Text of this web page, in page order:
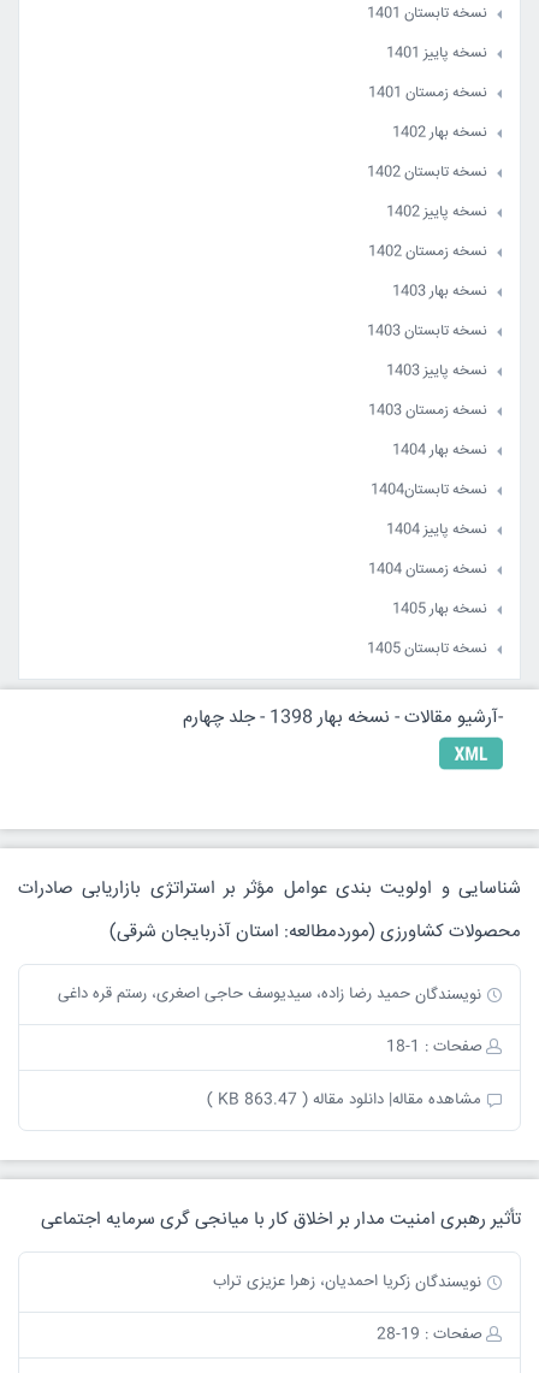
نسخه زمستان 1400 - جلد دوم
نسخه بهار 1401 - جلد اول
نسخه بهار 1401 - جلد دوم
نسخه تابستان 1401
نسخه تابستان 1401 - جلد اول
نسخه تابستان 1401 - جلد دوم
نسخه پاییز 1401
نسخه پاییز 1401 - جلد اول
نسخه پاییز 1401 - جلد دوم
نسخه زمستان 1401
نسخه زمستان1401 - جلد اول
نسخه زمستان1401 - جلد دوم
نسخه بهار 1402
نسخه بهار 1402 - جلد اول
نسخه بهار 1402 - جلد دوم
نسخه تابستان 1402
نسخه تابستان 1402 - جلد اول
نسخه تابستان 1402 - جلد دوم
نسخه پاییز 1402
نسخه پاییز 1402 - جلد اول
نسخه پاییز 1402 - جلد دوم
نسخه زمستان 1402
نسخه زمستان 1402 - جلد اول
نسخه زمستان 1402 - جلد دوم
نسخه بهار 1403
نسخه تابستان 1403
نسخه پاییز 1403
نسخه زمستان 1403
نسخه بهار 1404
نسخه تابستان1404
نسخه پاییز 1404
نسخه زمستان 1404
نسخه بهار 1405
نسخه تابستان 1405
-آرشیو مقالات - نسخه بهار 1398 - جلد چهارم
شناسایی و اولویت بندی عوامل مؤثر بر استراتژی بازاریابی صادرات
محصولات کشاورزی (موردمطالعه: استان آذربایجان شرقی)
نویسندگان حمید رضا زاده، سیدیوسف حاجی اصغری، رستم قره داغی
صفحات : 1-18
مشاهده مقاله| دانلود مقاله ( 863.47 KB )
تأثیر رهبری امنیت مدار بر اخلاق کار با میانجی گری سرمایه اجتماعی
نویسندگان زکریا احمدیان، زهرا عزیزی تراب
صفحات : 19-28